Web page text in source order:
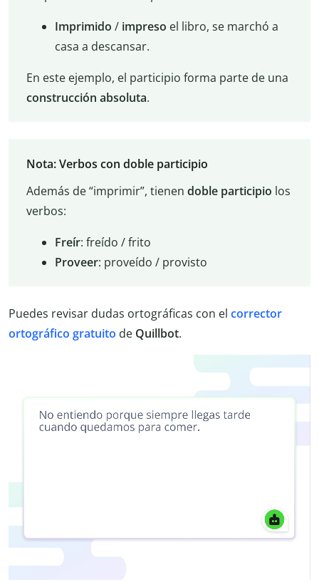
Imprimido / impreso el libro, se marchó a
casa a descansar.
En este ejemplo, el participio forma parte de una
construcción absoluta.
Nota: Verbos con doble participio
Además de “imprimir”, tienen doble participio los
verbos:
Freír: freído / frito
Proveer: proveído / provisto
Puedes revisar dudas ortográficas con el corrector
ortográfico gratuito de Quillbot.